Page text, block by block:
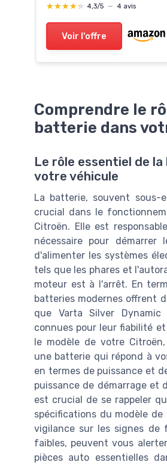
★★★★★
★★★★★ 4,3/5 — 4 avis
Voir l'offre
Comprendre le
batterie dans
Le rôle essentiel de
votre véhicule
La batterie, souvent sous-
crucial dans le
Citroën. Elle est
nécessaire pour démarrer
d'alimenter les systèmes
tels que les phares et
moteur est à l'arrêt. En
batteries modernes offrent
que Varta Silver
connues pour leur fiabilité
le modèle de votre
une batterie qui répond à
en termes de puissance et
puissance de démarrage et
est crucial de se rappeler
spécifications du modèle
vigilance sur les signes de
faibles, peuvent vous
pièces auto essentielles